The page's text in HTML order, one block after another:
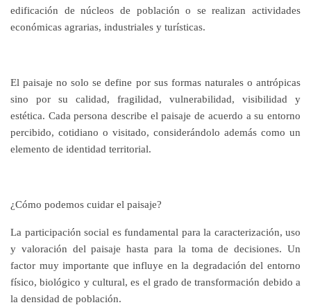
edificación de núcleos de población o se realizan actividades
económicas agrarias, industriales y turísticas.
El paisaje no solo se define por sus formas naturales o antrópicas
sino por su calidad, fragilidad, vulnerabilidad, visibilidad y
estética. Cada persona describe el paisaje de acuerdo a su entorno
percibido, cotidiano o visitado, considerándolo además como un
elemento de identidad territorial.
¿Cómo podemos cuidar el paisaje?
La participación social es fundamental para la caracterización, uso
y valoración del paisaje hasta para la toma de decisiones. Un
factor muy importante que influye en la degradación del entorno
físico, biológico y cultural, es el grado de transformación debido a
la densidad de población.